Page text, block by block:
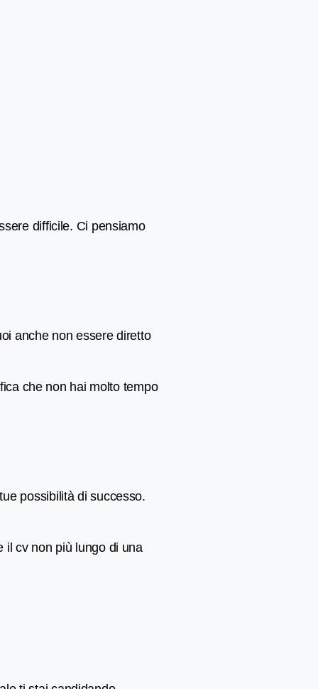
difficile. Ci pensiamo
anche non essere diretto
che non hai molto tempo
possibilità di successo.
il cv non più lungo di una